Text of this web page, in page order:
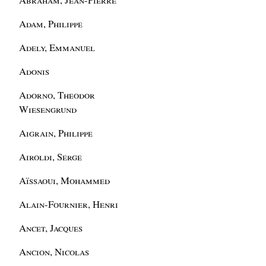
Adam, Philippe
Adely, Emmanuel
Adonis
Adorno, Theodor
Wiesengrund
Aigrain, Philippe
Airoldi, Serge
Aïssaoui, Mohammed
Alain-Fournier, Henri
Ancet, Jacques
Ancion, Nicolas